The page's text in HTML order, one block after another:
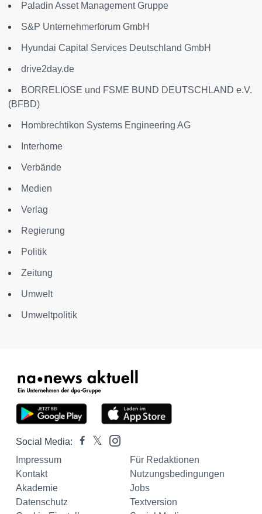
Paladin Asset Management Gruppe
S&P Unternehmerforum GmbH
Hyundai Capital Services Deutschland GmbH
drive2day.de
BORRELIOSE und FSME BUND DEUTSCHLAND e.V.
(BFBD)
Hombrechtikon Systems Engineering AG
Interhome
Verbände
Medien
Verlag
Regierung
Politik
Zeitung
Umwelt
Umweltpolitik
Social Media:
Impressum
Für Redaktionen
Kontakt
Nutzungsbedingungen
Akademie
Jobs
Datenschutz
Textversion